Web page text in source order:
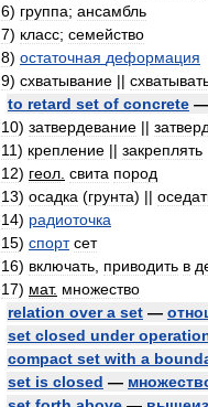
6) группа; ансамбль
7) класс; семейство
8) остаточная деформация
9) схватывание ||
to retard set of concrete —
10) затвердевание ||
11) крепление || закреплять
12) геол свита пород
13) осадка (грунта) ||
14) радиоточка
15) спорт сет
16) включать приводить в
17) мат. множество
relation over a set —
set closed under
compact set with a
set is closed —